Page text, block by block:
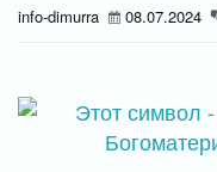
info-dimurra 08.07.2024